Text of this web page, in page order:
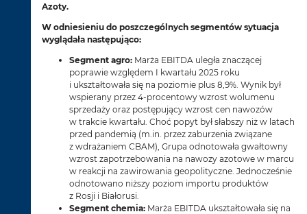
Azoty.
W odniesieniu do poszczególnych segmentów sytuacja
wyglądała następująco:
Segment agro: Marża EBITDA uległa znaczącej
poprawie względem I kwartału 2025 roku
i ukształtowała się na poziomie plus 8,9%. Wynik był
wspierany przez 4-procentowy wzrost wolumenu
sprzedaży oraz postępujący wzrost cen nawozów
w trakcie kwartału. Choć popyt był słabszy niż w latach
przed pandemią (m.in. przez zaburzenia związane
z wdrażaniem CBAM), Grupa odnotowała gwałtowny
wzrost zapotrzebowania na nawozy azotowe w marcu
w reakcji na zawirowania geopolityczne. Jednocześnie
odnotowano niższy poziom importu produktów
z Rosji i Białorusi.
Segment chemia: Marża EBITDA ukształtowała się na